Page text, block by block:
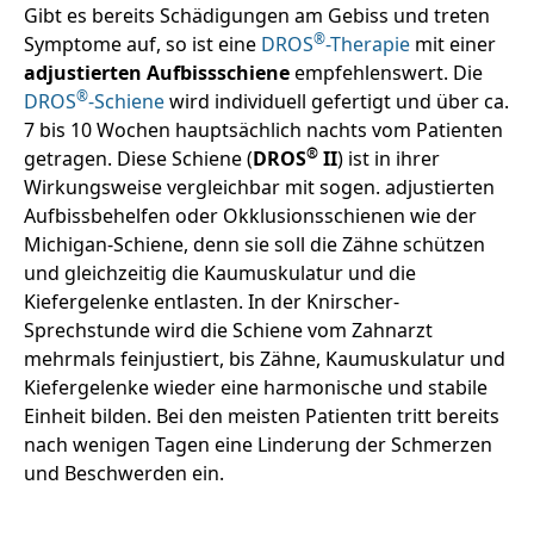
Gibt es bereits Schädigungen am Gebiss und treten
Symptome auf, so ist eine DROS®-Therapie mit einer
adjustierten Aufbissschieneempfehlenswert. Die
DROS®-Schienewird individuell gefertigt und über ca.
7 bis 10 Wochen hauptsächlich nachts vom Patienten
getragen. Diese Schiene (DROS® II) ist in ihrer
Wirkungsweise vergleichbar mit sogen. adjustierten
Aufbissbehelfen oder Okklusionsschienen wie der
Michigan-Schiene, denn sie soll die Zähne schützen
und gleichzeitig die Kaumuskulatur und die
Kiefergelenke entlasten. In der Knirscher-
Sprechstunde wird die Schiene vom Zahnarzt
mehrmals feinjustiert, bis Zähne, Kaumuskulatur und
Kiefergelenke wieder eine harmonische und stabile
Einheit bilden. Bei den meisten Patienten tritt bereits
nach wenigen Tagen eine Linderung der Schmerzen
und Beschwerden ein.